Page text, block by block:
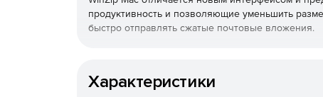
продуктивность и позволяющие уменьшить
быстро отправлять сжатые почтовые вложения.
программы можно экономить пространство на
Характеристики